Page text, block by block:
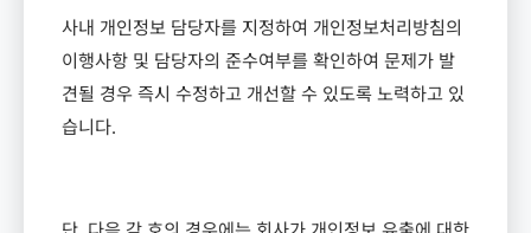
사내 개인정보 담당자를 지정하여 개인정보처리방침의
이행사항 및 담당자의 준수여부를 확인하여 문제가 발
견될 경우 즉시 수정하고 개선할 수 있도록 노력하고 있
습니다.